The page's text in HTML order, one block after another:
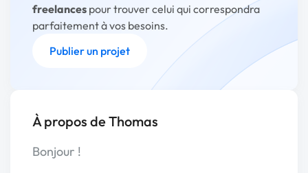
freelances pour trouver celui qui correspondra
parfaitement à vos besoins.
Publier un projet
À propos de Thomas
Bonjour !